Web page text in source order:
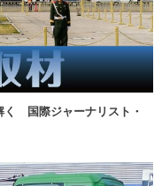
く 国際ジャーナリスト・